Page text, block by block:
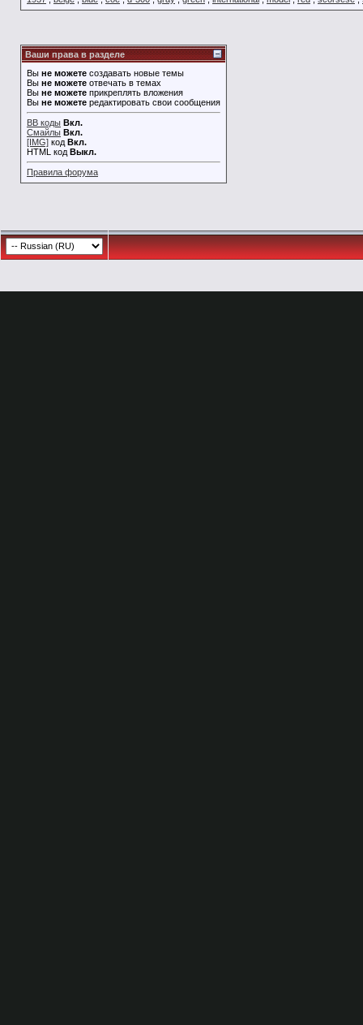
Ваши права в разделе
Вы не можете создавать новые темы
Вы не можете отвечать в темах
Вы не можете прикреплять вложения
Вы не можете редактировать свои сообщения
BB коды Вкл.
Смайлы Вкл.
[IMG] код Вкл.
HTML код Выкл.
Правила форума